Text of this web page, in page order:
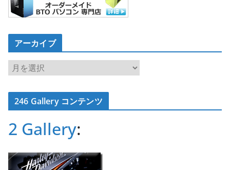
アーカイブ
ア
ー
カ
イ246 Gallery コンテンツ
2 Gallery: